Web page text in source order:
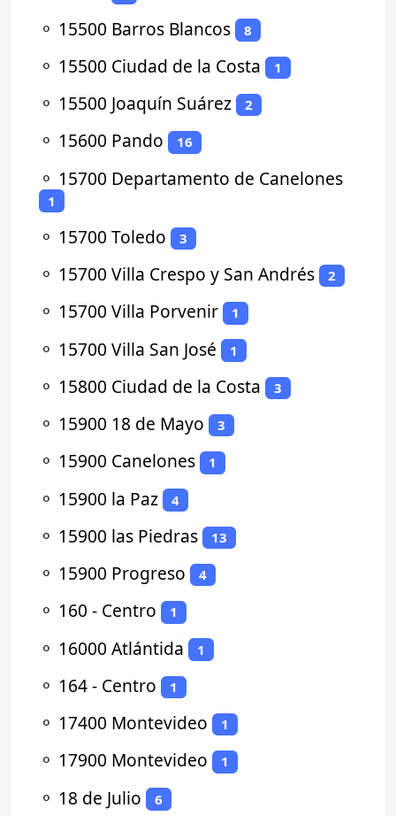
⚬ 15500 Barros Blancos 8
⚬ 15500 Ciudad de la Costa 1
⚬ 15500 Joaquín Suárez 2
⚬ 15600 Pando 16
⚬ 15700 Departamento de Canelones
1
⚬ 15700 Toledo 3
⚬ 15700 Villa Crespo y San Andrés 2
⚬ 15700 Villa Porvenir 1
⚬ 15700 Villa San José 1
⚬ 15800 Ciudad de la Costa 3
⚬ 15900 18 de Mayo 3
⚬ 15900 Canelones 1
⚬ 15900 la Paz 4
⚬ 15900 las Piedras 13
⚬ 15900 Progreso 4
⚬ 160 - Centro 1
⚬ 16000 Atlántida 1
⚬ 164 - Centro 1
⚬ 17400 Montevideo 1
⚬ 17900 Montevideo 1
⚬ 18 de Julio 6